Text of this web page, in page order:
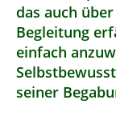
das auch
Begleitung
einfach
seiner